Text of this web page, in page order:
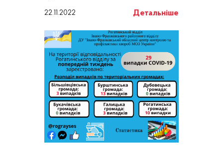
22.11.2022 Детальніше